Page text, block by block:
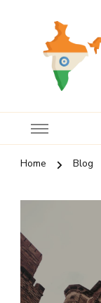
Home Blog